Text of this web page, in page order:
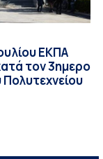
ΕΚΠΑ
τον 3ημερο